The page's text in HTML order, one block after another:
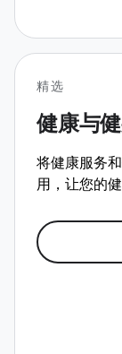
精选
健康与
将健康服务
用，让您的